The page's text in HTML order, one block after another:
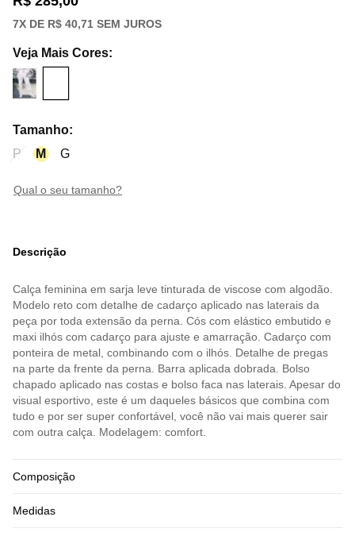
7X DE R$ 40,71 SEM JUROS
Veja Mais Cores:
Tamanho:
P
M G
qual o seu tamanho?
Descrição
Calça feminina em sarja leve tinturada de viscose com algodão.
Modelo reto com detalhe de cadarço aplicado nas laterais da
peça por toda extensão da perna. Cós com elástico embutido e
maxi ilhós com cadarço para ajuste e amarração. Cadarço com
ponteira de metal, combinando com o ilhós. Detalhe de pregas
na parte da frente da perna. Barra aplicada dobrada. Bolso
chapado aplicado nas costas e bolso faca nas laterais. Apesar do
visual esportivo, este é um daqueles básicos que combina com
tudo e por ser super confortável, você não vai mais querer sair
com outra calça. Modelagem: comfort.
Composição
Medidas